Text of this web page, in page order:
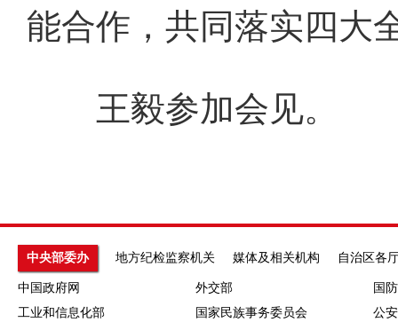
能合作，共同落实四大
王毅参加会见。
中央部委办 地方纪检监察机关 媒体及相关机构 自治区各
中国政府网 外交部
国
工业和信息化部
国家民族事务委员会
公